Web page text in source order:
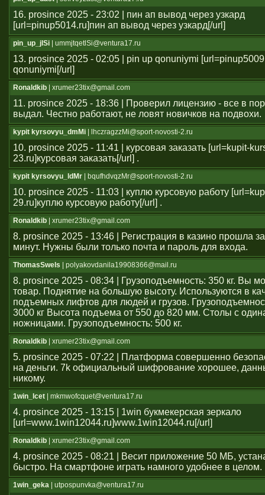
16. prosince 2025 - 23:02 | пин ап вывод через узкард
[url=pinup5014.ru]пин ап вывод через узкард[/url]
pin_up_jlSi | ummjtqetlSi@ventura17.ru
13. prosince 2025 - 02:05 | pin up qonuniymi
qonuniymi[/url]
Ronaldkib | xrumer23tix@gmail.com
11. prosince 2025 - 18:36 | Проверил лицензию - все в
выдал. Честно работают, не ловят новичков на подвохи.
kypit kyrsovyu_dmMi | lhczragzzMi@sport-novosti-2.ru
10. prosince 2025 - 11:41 | курсовая заказать [url=kupit-
23.ru]курсовая заказать[/url] .
kypit kyrsovyu_ldMr | bqufhdvqzMr@sport-novosti-2.ru
10. prosince 2025 - 11:03 | куплю курсовую работу
29.ru]куплю курсовую работу[/url] .
Ronaldkib | xrumer23tix@gmail.com
8. prosince 2025 - 13:46 | Регистрация в казино прошла
минут. Нужны были только почта и пароль для входа.
ThomasSwels | polyakovdanila19908366@mail.ru
8. prosince 2025 - 08:34 | Грузоподъемность: 350 кг. Вы
товар. Поднятие на большую высоту. Используются в
подъемных лифтов для людей и грузов.
3000 кг Высота подъема от 550 до 820 мм. Столы с
ножницами. Грузоподъемность: 500 кг.
Ronaldkib | xrumer23tix@gmail.com
5. prosince 2025 - 07:22 | Платформа совершенно
на деньги. 7k официальный шифрование хорошее,
никому.
1win_lcet | mkmwofcquet@ventura17.ru
4. prosince 2025 - 13:15 | 1win букмекерская зеркало
[url=www.1win12044.ru]www.1win12044.ru[/url]
Ronaldkib | xrumer23tix@gmail.com
4. prosince 2025 - 08:21 | Весит приложение 50 МБ,
быстро. На смартфоне играть намного удобнее в целом.
1win_geka | utpospunvka@ventura17.ru